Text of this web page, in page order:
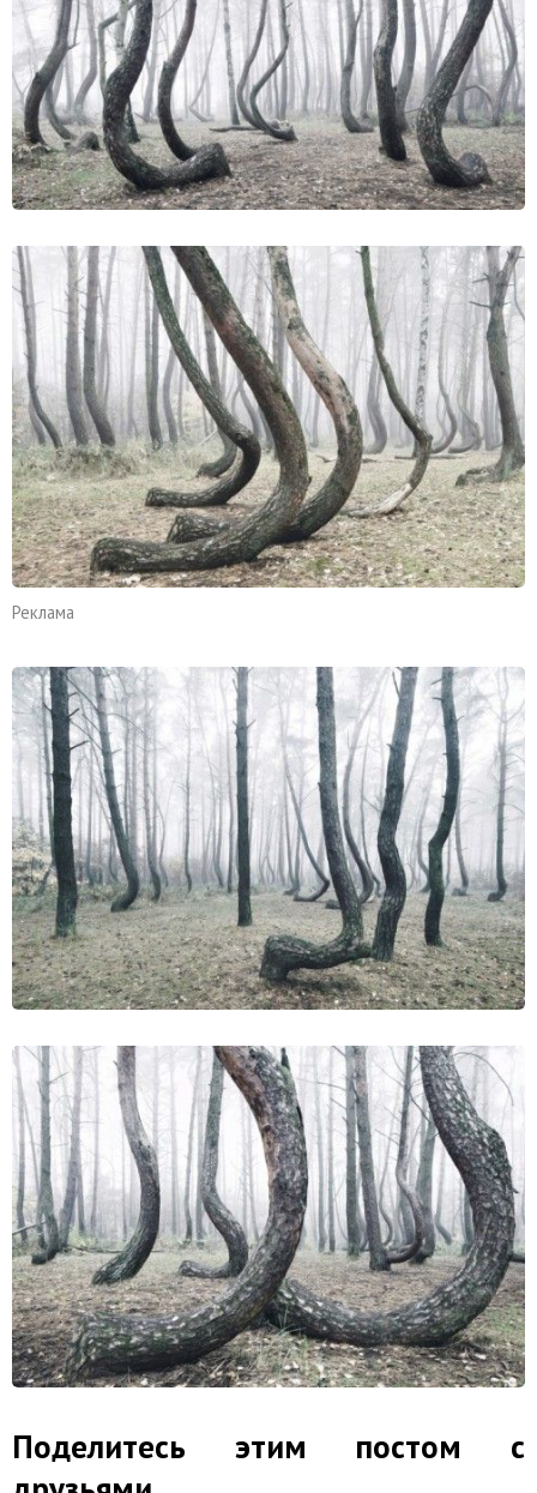
Реклама
Поделитесь этим постом с